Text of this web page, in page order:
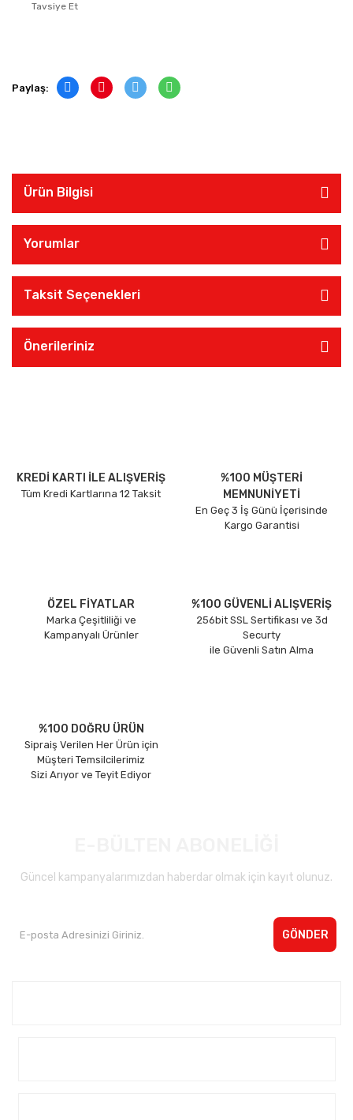
Tavsiye Et
Paylaş:
Ürün Bilgisi
Yorumlar
Taksit Seçenekleri
Önerileriniz
KREDİ KARTI İLE ALIŞVERİŞ
Tüm Kredi Kartlarına 12 Taksit
%100 MÜŞTERİ
MEMNUNİYETİ
En Geç 3 İş Günü İçerisinde
Kargo Garantisi
ÖZEL FİYATLAR
Marka Çeşitliliği ve
Kampanyalı Ürünler
%100 GÜVENLİ ALIŞVERİŞ
256bit SSL Sertifikası ve 3d
Securty
ile Güvenli Satın Alma
%100 DOĞRU ÜRÜN
Sipraiş Verilen Her Ürün için
Müşteri Temsilcilerimiz
Sizi Arıyor ve Teyit Ediyor
Güncel kampanyalarımızdan haberdar olmak için kayıt olunuz.
GÖNDER